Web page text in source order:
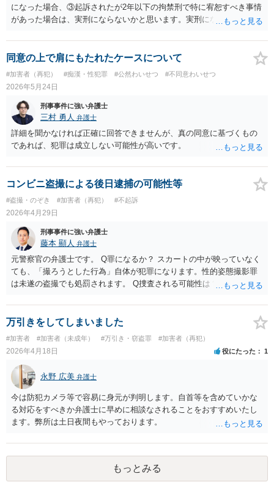
になった場合、③起訴されたが2年以下の拘禁刑で特に宥恕すべき事情
があった場合は、実刑にならないかと思います。実刑になった場合
す。威力業務妨害罪だけであれば、2年以上には私の弁護経験ではなら
ないかと思いますので、3年8カ月の刑期程度かと思います。ご参考に
同意の上で肩にもたれたケースについて
#加害者（再犯） #痴漢・性犯罪 #公然わいせつ #不同意わいせつ
2026年5月24日
刑事事件に強い弁護士
三村 勇人 弁護士
詳細を聞かなければ正確に回答できませんが、真の同意に基づくもの
であれば、犯罪は成立しない可能性が高いです。
コンビニ盗撮による後日逮捕の可能性等
#盗撮・のぞき #加害者（再犯） #不起訴
2026年4月29日
刑事事件に強い弁護士
藤本 顯人 弁護士
元警察官の弁護士です。 Q罪になるか？ スカートの中が映っていなく
ても、「撮ろうとした行為」自体が犯罪になります。性的姿態撮影罪
は未遂の盗撮でも処罰されます。 Q捜査される可能性は？ 女性Bも気
ものの、もし、コンビニがカメラ映像を確認して警察に届け出た場
合、捜査が始まる可能性は十分あります。 マスクをしていても、身
長・体型・服装・歩き方などから身元が特定されることがあります。
また、ポイントカードやクレジットカード、駅でのICカード利用など
から個人情報が分かることもあります。 Qスマホを捨てたことは有
利？ 証拠が減るのは事実ですが、防犯カメラの映像が確認されれば、
盗撮の実行行為が立証できる可能性も高いです。 証拠が少ない＝捜査
されないとは言い切れません。 また、証拠を意図的に隠滅したと判断
されれば、むしろ不利になる可能性もあります。 Q被害者の届け出が
なくても捜査される？ 一応、性的姿態撮影罪は被害者の届け出がなく
ても警察が動ける犯罪です。 ただ、実際には被害者本人からの届出が
なければ警察は捜査には消極的な傾向があります。 友人Aには、ご心
配であれば最寄りの弁護士に相談することをお勧めください。
万引きをしてしまいました
#加害者 #加害者（未成年） #万引き・窃盗罪 #加害者（再犯）
2026年4月18日 役にたった 1
永野 広美 弁護士
今は防犯カメラ等で容易に身元が判明します。自首等を含めていかな
る対応をすべきか弁護士に早めに相談なされることをおすすめいたし
ます。弊所は土日夜間もやっております。
もっとみる